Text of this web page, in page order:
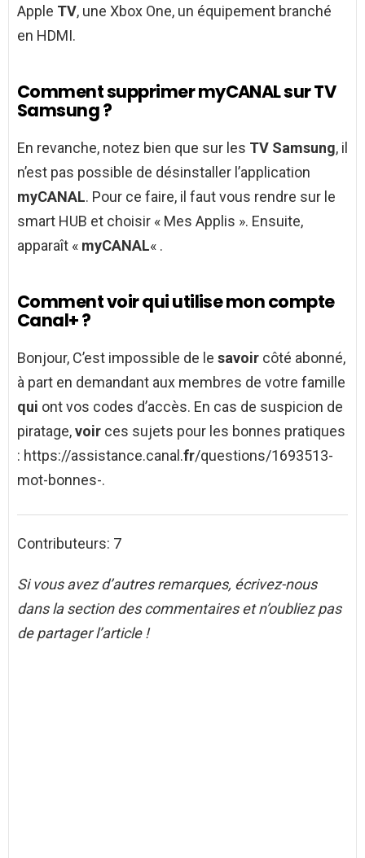
Apple TV, une Xbox One, un équipement branché
en HDMI.
Comment supprimer myCANAL sur TV
Samsung ?
En revanche, notez bien que sur les TV Samsung, il
n’est pas possible de désinstaller l’application
myCANAL. Pour ce faire, il faut vous rendre sur le
smart HUB et choisir « Mes Applis ». Ensuite,
apparaît « myCANAL« .
Comment voir qui utilise mon compte
Canal+ ?
Bonjour, C’est impossible de le savoir côté abonné,
à part en demandant aux membres de votre famille
qui ont vos codes d’accès. En cas de suspicion de
piratage,voir ces sujets pour les bonnes pratiques
: https://assistance.canal.fr/questions/1693513-
mot-bonnes-.
Contributeurs: 7
Si vous avez d’autres remarques, écrivez-nous
dans la section des commentaires et n’oubliez pas
de partager l’article !